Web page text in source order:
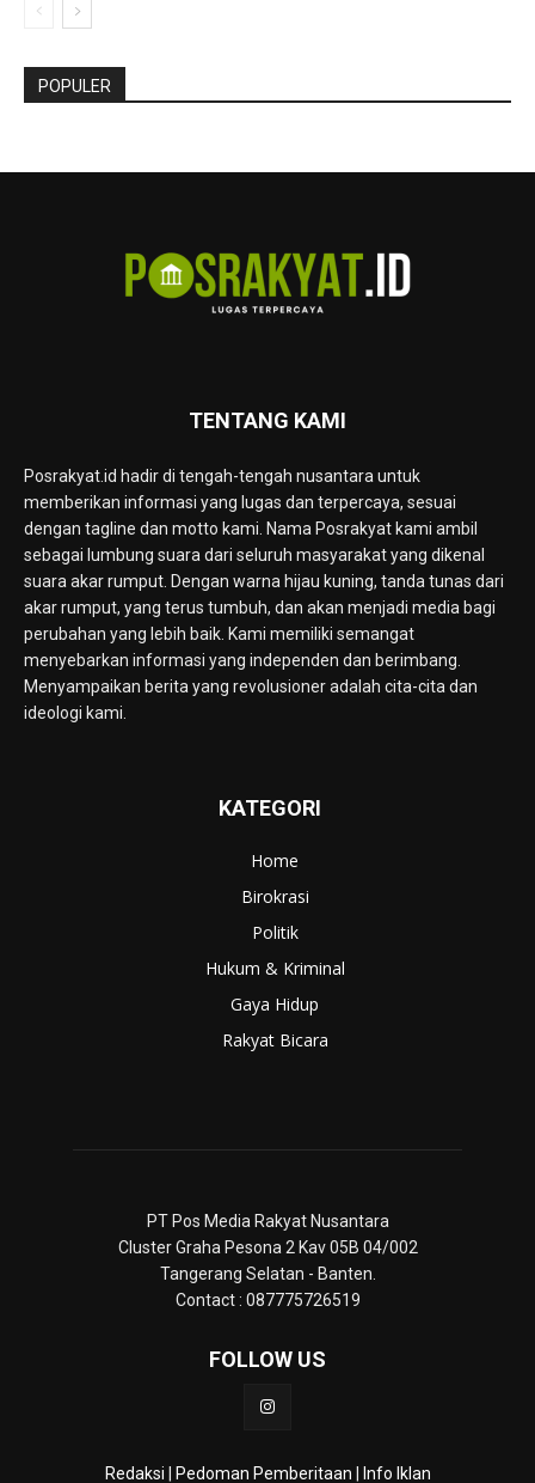
POPULER
TENTANG KAMI
Posrakyat.id hadir di tengah-tengah nusantara untuk
memberikan informasi yang lugas dan terpercaya, sesuai
dengan tagline dan motto kami. Nama Posrakyat kami ambil
sebagai lumbung suara dari seluruh masyarakat yang dikenal
suara akar rumput. Dengan warna hijau kuning, tanda tunas dari
akar rumput, yang terus tumbuh, dan akan menjadi media bagi
perubahan yang lebih baik. Kami memiliki semangat
menyebarkan informasi yang independen dan berimbang.
Menyampaikan berita yang revolusioner adalah cita-cita dan
ideologi kami.
KATEGORI
Home
Birokrasi
Politik
Hukum & Kriminal
Gaya Hidup
Rakyat Bicara
PT Pos Media Rakyat Nusantara
Cluster Graha Pesona 2 Kav 05B 04/002
Tangerang Selatan - Banten.
Contact : 087775726519
FOLLOW US
Redaksi Pedoman Pemberitaan Info Iklan